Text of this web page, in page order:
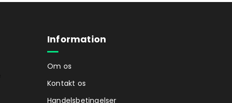
Information
Om os
Kontakt os
Handelsbetingelser